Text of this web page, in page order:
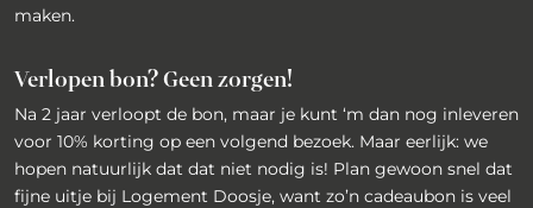
maken.
Verlopen bon? Geen zorgen!
Na 2 jaar verloopt de bon, maar je kunt ‘m dan nog inleveren
voor 10% korting op een volgend bezoek. Maar eerlijk: we
hopen natuurlijk dat dat niet nodig is! Plan gewoon snel dat
fijne uitje bij Logement Doosje, want zo’n cadeaubon is veel